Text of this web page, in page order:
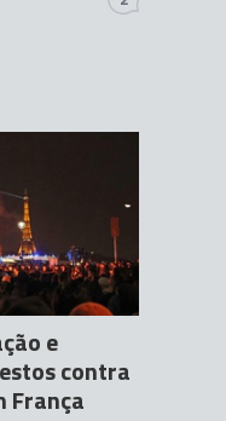
e
contra
França